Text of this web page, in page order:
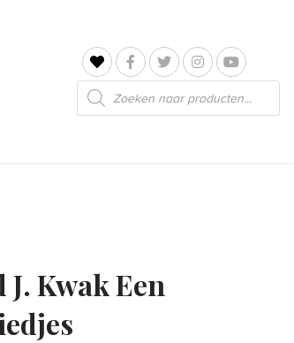
Producten
zoeken
Kwak Een